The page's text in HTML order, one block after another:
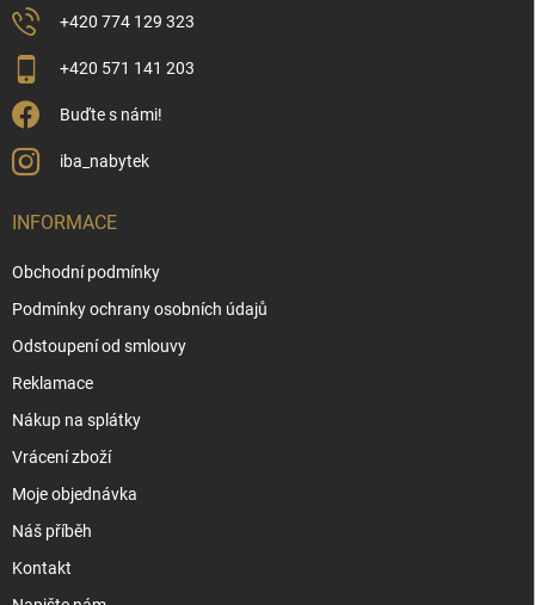
+420 774 129 323
+420 571 141 203
Buďte s námi!
iba_nabytek
INFORMACE
Obchodní podmínky
Podmínky ochrany osobních údajů
Odstoupení od smlouvy
Reklamace
Nákup na splátky
Vrácení zboží
Moje objednávka
Náš příběh
Kontakt